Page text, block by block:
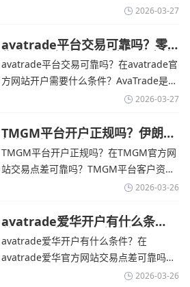
全球主流的MT4/MT5平台，同时提供功能
险管理工具。通过TMGM官网交易资讯了
解，金价周四回落，受​美元走强和油价上
涨，使通胀担忧保持不变‌对加息的持续预
2026-03-27
avatrade平台交易可靠吗？零
售企业称中东地区冲突正推高成
本avatrade官网
avatrade平台交易可靠吗？在avatrade官
方网站开户需要什么条件？‌‌‌AvaTrade是一
个在交易优势和可靠性两方面都非常均衡
在学习和探索中成长的新手交易者。通过
avatrade官网交易资讯了解，零售企业警
告称，中东地区的冲突正在推高成本，如
2026-03-27
TMGM平台开户正规吗？伊朗仍
拒绝与美国直接谈判-TMGM官
网
TMGM平台开户正规吗？在TMGM官方网
站交易点差可靠吗？‌‌‌TMGM平台客户资金
存放在澳大利亚国民银行等顶级银行的独
TMGM官网交易资讯了解，伊朗外交部长
表示，尽管德黑兰高级官员正在审查美国
结束战争的提议
2026-03-26
avatrade爱华开户有什么条
件？亚洲市场交易喜忧参半-
avatrade爱华官网
avatrade爱华开户有什么条件？在
avatrade爱华官方网站交易点差可靠吗？‌‌‌
avatrade爱华平台的新手可以用很小的成
2026-03-26